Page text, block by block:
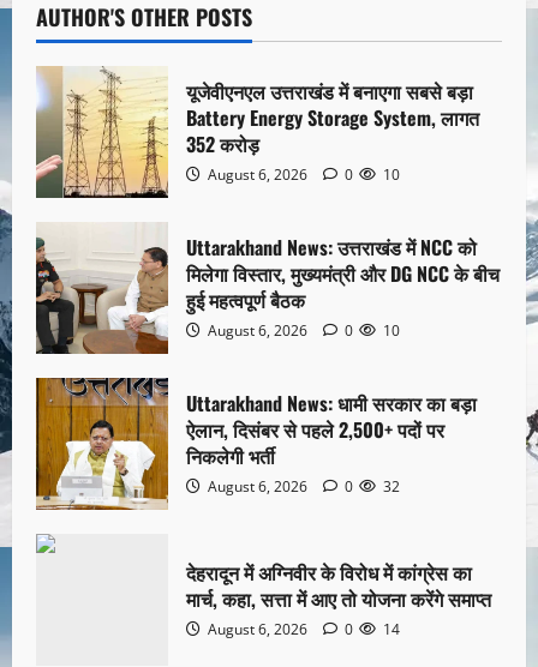
AUTHOR'S OTHER POSTS
यूजेवीएनएल उत्तराखंड में बनाएगा सबसे बड़ा
Battery Energy Storage System, लागत
352 करोड़
August 6, 2026 0 10
Uttarakhand News: उत्तराखंड में NCC को
मिलेगा विस्तार, मुख्यमंत्री और DG NCC के बीच
हुई महत्वपूर्ण बैठक
August 6, 2026 0 10
Uttarakhand News: धामी सरकार का बड़ा
ऐलान, दिसंबर से पहले 2,500+ पदों पर
निकलेगी भर्ती
August 6, 2026 0 32
देहरादून में अग्निवीर के विरोध में कांग्रेस का
मार्च, कहा, सत्ता में आए तो योजना करेंगे समाप्त
August 6, 2026 0 14